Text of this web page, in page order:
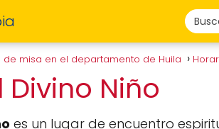
de misa en el departamento de Huila
Niño
es un lugar de encuentro